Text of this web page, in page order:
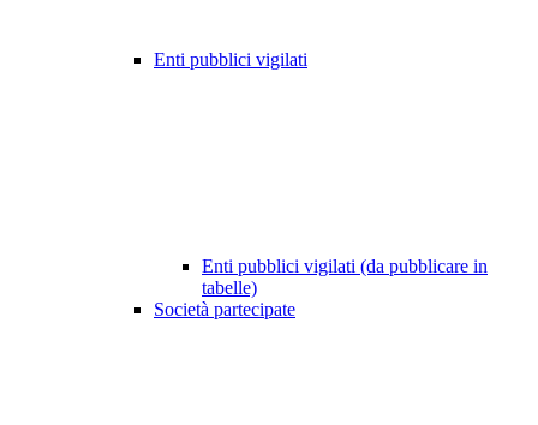
Enti pubblici vigilati
Enti pubblici vigilati (da pubblicare in
tabelle)
Società partecipate